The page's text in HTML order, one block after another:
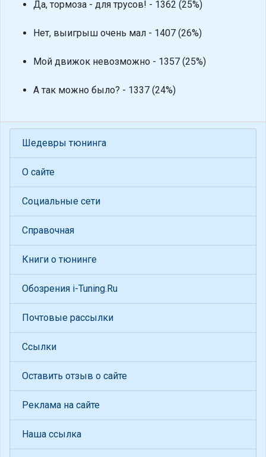
Да, тормоза - для трусов! - 1362 (25%)
Нет, выигрыш очень мал - 1407 (26%)
Мой движок невозможно - 1357 (25%)
А так можно было? - 1337 (24%)
Шедевры тюнинга
О сайте
Социальные сети
Справочная
Книги о тюнинге
Обозрения i-Tuning.Ru
Почтовые рассылки
Ссылки
Оставить отзыв о сайте
Реклама на сайте
Наша ссылка